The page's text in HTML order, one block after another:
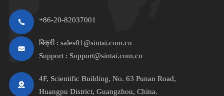
+86-20-82037001
बिक्री : sales01@sintai.com.cn
Support : Support@sintai.com.cn
4F, Scientific Building, No. 63 Punan Road,
Huangpu District, Guangzhou, China.